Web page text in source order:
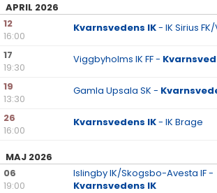
APRIL 2026
12
16:00
Kvarnsvedens IK- IK Sirius
17
19:30
Viggbyholms IK FF -
19
13:30
Gamla Upsala SK -
26
16:00
Kvarnsvedens IK- IK Brage
MAJ 2026
06
19:00
Islingby IK/Skogsbo-Avesta IF -
Kvarnsvedens IK